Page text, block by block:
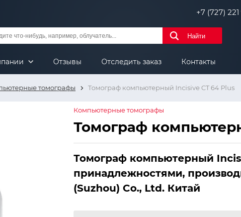
+7 (727) 221
Найти
Отзывы Отследить заказ Контакты
томографы Томограф компьютерный Incisive CT 64 Plus
Компьютерные томографы
Томограф
Томограф компьютерный
принадлежностями,
(Suzhou) Co., Ltd. Китай